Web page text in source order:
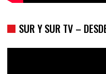
SUR Y SUR TV –